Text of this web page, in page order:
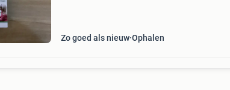
Zo goed als nieuw Ophalen